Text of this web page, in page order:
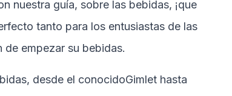
nuestra guía, sobre las bebidas, ¡que
tanto para los entusiastas de las
empezar su bebidas.
desde el conocidoGimlet hasta